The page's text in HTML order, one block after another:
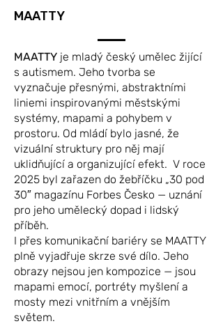
MAATTY
MAATTY je mladý český umělec žijící
s autismem. Jeho tvorba se
vyznačuje přesnými, abstraktními
liniemi inspirovanými městskými
systémy, mapami a pohybem v
prostoru. Od mládí bylo jasné, že
vizuální struktury pro něj mají
uklidňující a organizující efekt. V roce
2025 byl zařazen do žebříčku „30 pod
30″ magazínu Forbes Česko — uznání
pro jeho umělecký dopad i lidský
příběh.
I přes komunikační bariéry se MAATTY
plně vyjadřuje skrze své dílo. Jeho
obrazy nejsou jen kompozice — jsou
mapami emocí, portréty myšlení a
mosty mezi vnitřním a vnějším
světem.